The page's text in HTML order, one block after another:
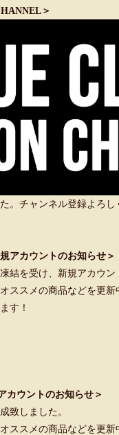
＞
。チャンネル登録よろし
アカウントのお知らせ＞
結を受け、新規アカウン
ススメの商品などを更新
す！
カウントのお知らせ＞
致しました。
ススメの商品などを更新